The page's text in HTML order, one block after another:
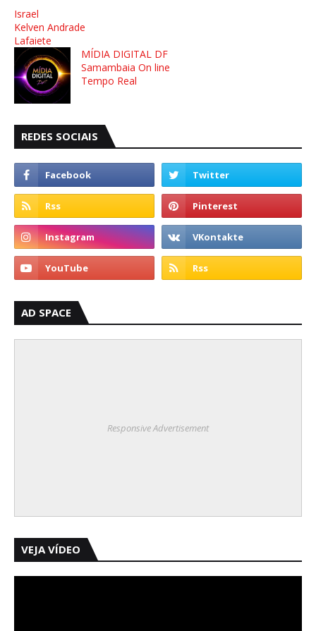
Israel
Kelven Andrade
Lafaiete
MÍDIA DIGITAL DF
Samambaia On line
Tempo Real
REDES SOCIAIS
AD SPACE
Responsive Advertisement
VEJA VÍDEO